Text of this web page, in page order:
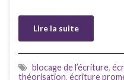
Lire la suite
blocage de l’écriture,
théorisation, écriture